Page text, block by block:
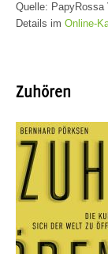
Quelle: PapyRossa
Details im Online-
Zuhören